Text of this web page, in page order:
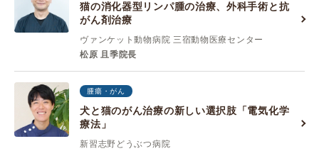
猫の消化器型リンパ腫の治療、外科手術と抗
がん剤治療
ヴァンケット動物病院 三宿動物医療センター
松原 且季院長
腫瘍・がん
犬と猫のがん治療の新しい選択肢「電気化学
療法」
新習志野どうぶつ病院